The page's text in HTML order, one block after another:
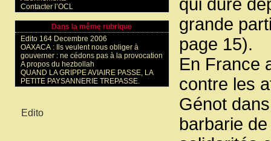
qui dure
grande
page 15).
En France
contre les
Génot
barbarie
Contacter l’OCL
Dans la même rubrique
Edito 164 Decembre 2006
OAXACA : Ils veulent nous obliger à
gouverner : ne cédons pas à la provocation
A propos du hezbollah
QUAND LA GRIPPE AVIAIRE PASSE, LA
PETITE PAYSANNERIE TREPASSE.
Edito